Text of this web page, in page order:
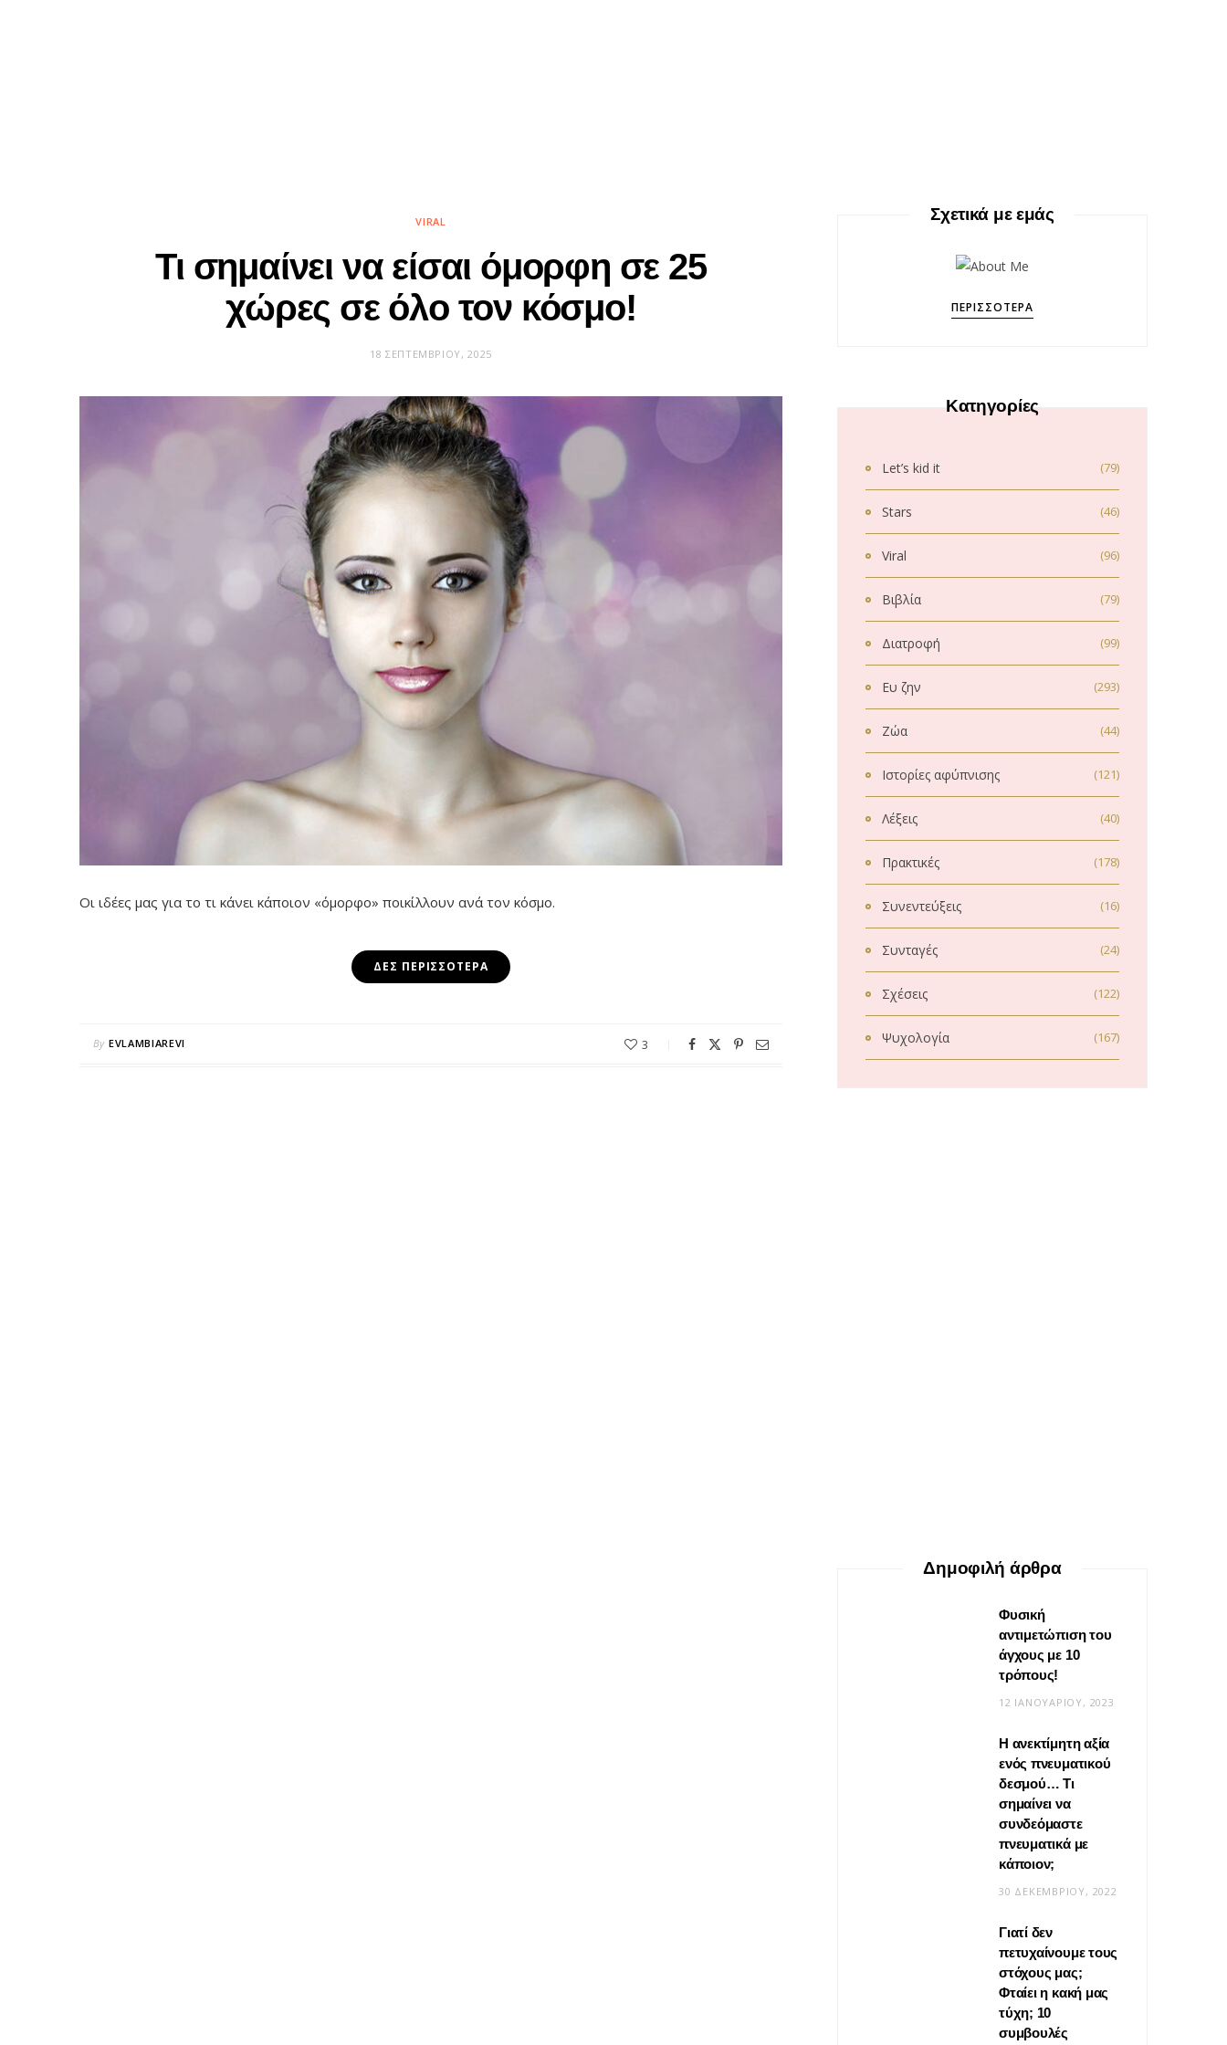
VIRAL
Τι σημαίνει να είσαι όμορφη σε 25
χώρες σε όλο τον κόσμο!
18 ΣΕΠΤΕΜΒΡΊΟΥ, 2025
Οι ιδέες μας για το τι κάνει κάποιον «όμορφο» ποικίλλουν ανά τον κόσμο.
ΔΕΣ ΠΕΡΙΣΣΌΤΕΡΑ
By EVLAMBIAREVI 3
Σχετικά με εμάς
ΠΕΡΙΣΣΌΤΕΡΑ
Κατηγορίες
Let’s kid it (79)
Stars (46)
Viral (96)
Βιβλία (79)
Διατροφή (99)
Ευ ζην (293)
Ζώα (44)
Ιστορίες αφύπνισης (121)
Λέξεις (40)
Πρακτικές (178)
Συνεντεύξεις (16)
Συνταγές (24)
Σχέσεις (122)
Ψυχολογία (167)
Βίντεο: Μεταμόρφωσε το
φουλάρι σου σε κιμονό
20 ΜΑΪ́ΟΥ, 2026
Δημοφιλή άρθρα
Φυσική
αντιμετώπιση του
άγχους με 10
τρόπους!
12 ΙΑΝΟΥΑΡΊΟΥ, 2023
Η ανεκτίμητη αξία
ενός πνευματικού
δεσμού… Τι
σημαίνει να
συνδεόμαστε
πνευματικά με
κάποιον;
30 ΔΕΚΕΜΒΡΊΟΥ, 2022
Γιατί δεν
πετυχαίνουμε τους
στόχους μας;
Φταίει η κακή μας
τύχη; 10
συμβουλές